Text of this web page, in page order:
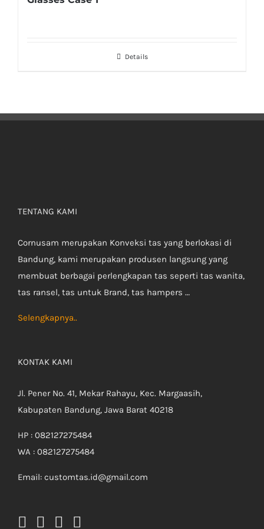
Details
TENTANG KAMI
Cornusam merupakan Konveksi tas yang berlokasi di
Bandung, kami merupakan produsen langsung yang
membuat berbagai perlengkapan tas seperti tas wanita,
tas ransel, tas untuk Brand, tas hampers …
Selengkapnya..
KONTAK KAMI
Jl. Pener No. 41, Mekar Rahayu, Kec. Margaasih,
Kabupaten Bandung, Jawa Barat 40218
HP : 082127275484
WA : 082127275484
Email: customtas.id@gmail.com